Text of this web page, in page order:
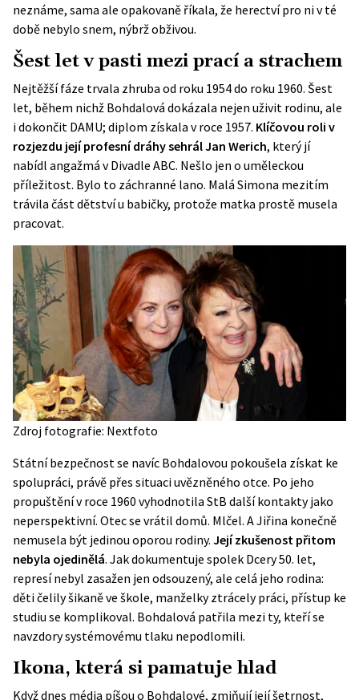
neznáme, sama ale opakovaně říkala, že herectví pro ni v té
době nebylo snem, nýbrž obživou.
Šest let v pasti mezi prací a strachem
Nejtěžší fáze trvala zhruba od roku 1954 do roku 1960. Šest
let, během nichž Bohdalová dokázala nejen uživit rodinu, ale
i dokončit DAMU; diplom získala v roce 1957. Klíčovou roli v
rozjezdu její profesní dráhy sehrál Jan Werich, který jí
nabídl angažmá v Divadle ABC. Nešlo jen o uměleckou
příležitost. Bylo to záchranné lano. Malá Simona mezitím
trávila část dětství u babičky, protože matka prostě musela
pracovat.
Zdroj fotografie: Nextfoto
Státní bezpečnost se navíc Bohdalovou pokoušela získat ke
spolupráci, právě přes situaci uvězněného otce. Po jeho
propuštění v roce 1960 vyhodnotila StB další kontakty jako
neperspektivní. Otec se vrátil domů. Mlčel. A Jiřina konečně
nemusela být jedinou oporou rodiny. Její zkušenost přitom
nebyla ojedinělá. Jak dokumentuje spolek Dcery 50. let,
represí nebyl zasažen jen odsouzený, ale celá jeho rodina:
děti čelily šikaně ve škole, manželky ztrácely práci, přístup ke
studiu se komplikoval. Bohdalová patřila mezi ty, kteří se
navzdory systémovému tlaku nepodlomili.
Ikona, která si pamatuje hlad
Když dnes média píšou o Bohdalové, zmiňují její šetrnost,